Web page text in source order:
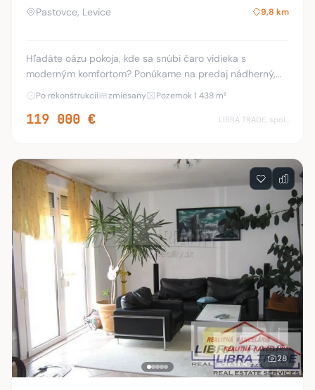
Pastovce, Levice 9,8 km
Hľadáte oázu pokoja, kde sa snúbi čaro vidieka s
moderným komfortom? Ponúkame na predaj nádherný,
kompletne zrekonštruovaný kamenný dom v príjemnej
Po rekonštrukcii zmiesany Pozemok 1 438 m²
119 000 € LIBRA TRADE, spol.s.r.o.
28